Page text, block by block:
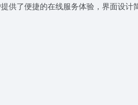
供了便捷的在线服务体验，界面设计